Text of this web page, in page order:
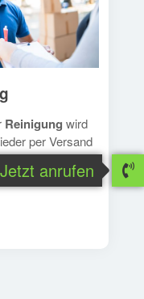
Reinigung wird
per Versand
geschickt.
Jetzt anrufen